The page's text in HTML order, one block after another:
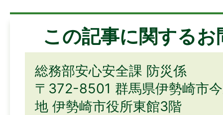
この記事に関する
総務部安心安全課 防災係
〒372-8501 群馬県伊勢崎市
地 伊勢崎市役所東館3階